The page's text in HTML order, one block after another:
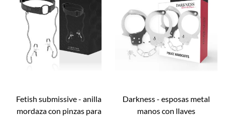
fetish submissive - anilla
mordaza con pinzas para
darkness - esposas metal
manos con llaves